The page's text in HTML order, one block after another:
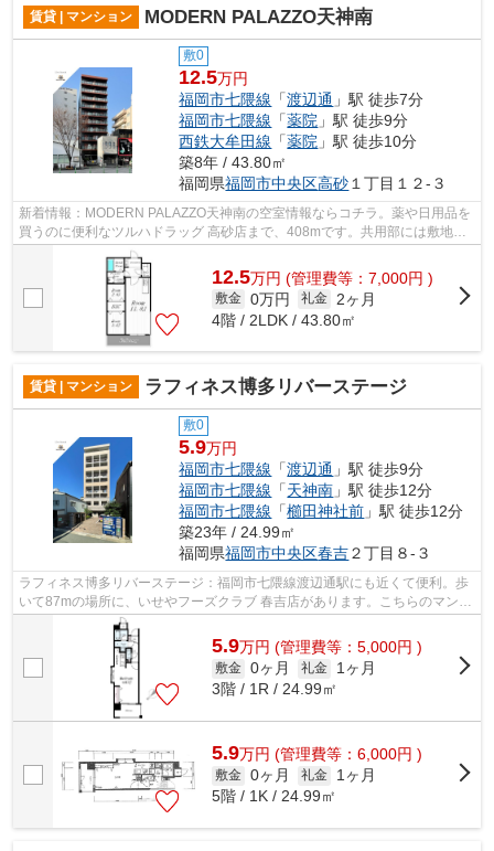
賃貸 | マンション MODERN PALAZZO天神南
敷0
12.5万円
福岡市七隈線 「渡辺通 」駅 徒歩7分
福岡市七隈線 「薬院 」駅 徒歩9分
西鉄大牟田線 「薬院 」駅 徒歩10分
築8年 / 43.80㎡
福岡県福岡市中央区高砂 １丁目１２-３
新着情報：MODERN PALAZZO天神南の空室情報ならコチラ。薬や日用品を
買うのに便利なツルハドラッグ 高砂店まで、408mです。共用部には敷地内
ごみ置き場・エレベータなどが備わっており...
12.5万円 (管理費等：7,000円 )
敷金 0万円 礼金
2ヶ月
4階 / 2LDK / 43.80㎡
賃貸 | マンション ラフィネス博多リバーステージ
敷0
5.9万円
福岡市七隈線 「渡辺通 」駅 徒歩9分
福岡市七隈線 「天神南 」駅 徒歩12分
福岡市七隈線 「櫛田神社前 」駅 徒歩12分
築23年 / 24.99㎡
福岡県福岡市中央区春吉２丁目８-３
ラフィネス博多リバーステージ：福岡市七隈線渡辺通駅にも近くて便利。歩
いて87mの場所に、いせやフーズクラブ 春吉店があります。こちらのマンシ
ョンは、敷地内ごみ置き場のある物件...
5.9万円 (管理費等：5,000円 )
敷金 0ヶ月 礼金
1ヶ月
3階 / 1R / 24.99㎡
5.9万円 (管理費等：6,000円 )
敷金 0ヶ月 礼金
1ヶ月
5階 / 1K / 24.99㎡